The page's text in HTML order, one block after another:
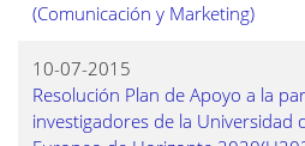
(Comunicación y Marketing)
10-07-2015
Resolución Plan de Apoyo a la
investigadores de la Universidad